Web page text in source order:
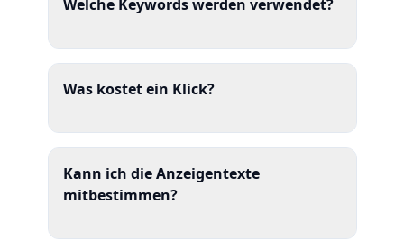
Welche Keywords werden verwendet?
Was kostet ein Klick?
Kann ich die Anzeigentexte
mitbestimmen?